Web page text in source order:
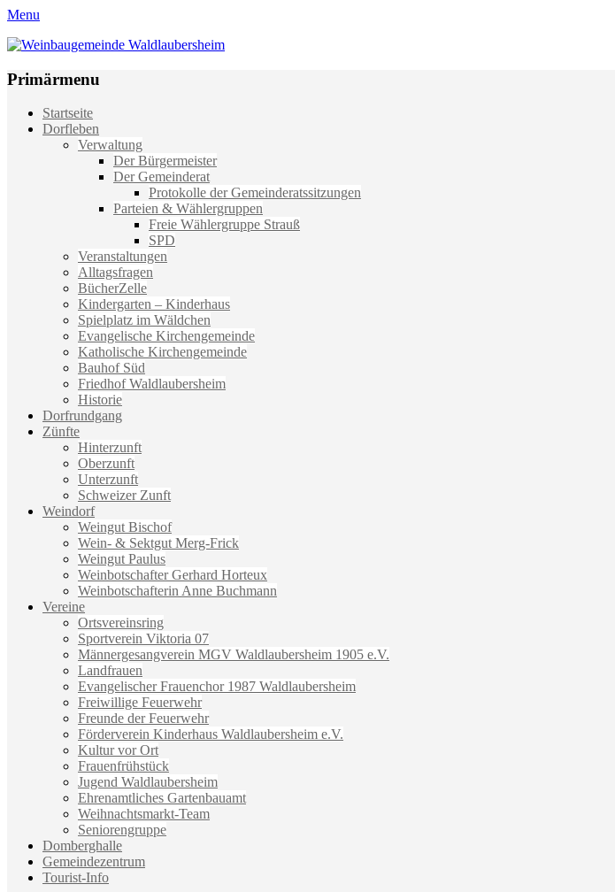
Menu
Weinbaugemeinde Waldlaubersheim
Primärmenu
Weiter
zum
Startseite
Dorfleben
Verwaltung
Der Bürgermeister
Der Gemeinderat
Protokolle der Gemeinderatssitzungen
Parteien & Wählergruppen
Freie Wählergruppe Strauß
SPD
Veranstaltungen
Alltagsfragen
BücherZelle
Kindergarten – Kinderhaus
Spielplatz im Wäldchen
Evangelische Kirchengemeinde
Katholische Kirchengemeinde
Bauhof Süd
Friedhof Waldlaubersheim
Historie
Dorfrundgang
Zünfte
Hinterzunft
Oberzunft
Unterzunft
Schweizer Zunft
Weindorf
Weingut Bischof
Wein- & Sektgut Merg-Frick
Weingut Paulus
Weinbotschafter Gerhard Horteux
Weinbotschafterin Anne Buchmann
Vereine
Ortsvereinsring
Sportverein Viktoria 07
Männergesangverein MGV Waldlaubersheim 1905 e.V.
Landfrauen
Evangelischer Frauenchor 1987 Waldlaubersheim
Freiwillige Feuerwehr
Freunde der Feuerwehr
Förderverein Kinderhaus Waldlaubersheim e.V.
Kultur vor Ort
Frauenfrühstück
Jugend Waldlaubersheim
Ehrenamtliches Gartenbauamt
Weihnachtsmarkt-Team
Seniorengruppe
Domberghalle
Gemeindezentrum
Tourist-Info